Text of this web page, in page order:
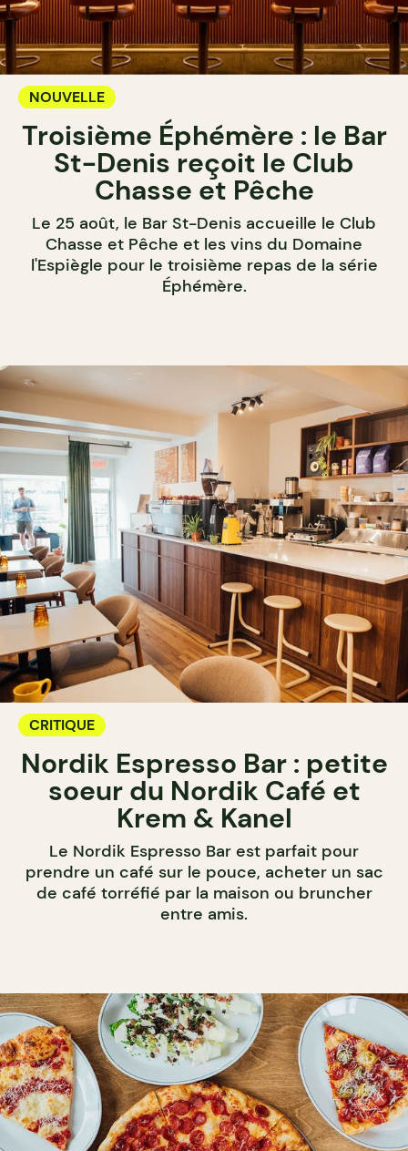
NOUVELLE
Troisième Éphémère : le Bar
St-Denis reçoit le Club
Chasse et Pêche
Le 25 août, le Bar St-Denis accueille le Club
Chasse et Pêche et les vins du Domaine
l'Espiègle pour le troisième repas de la série
Éphémère.
CRITIQUE
Nordik Espresso Bar : petite
soeur du Nordik Café et
Krem & Kanel
Le Nordik Espresso Bar est parfait pour
prendre un café sur le pouce, acheter un sac
de café torréfié par la maison ou bruncher
entre amis.